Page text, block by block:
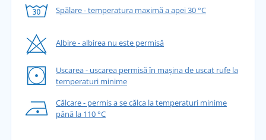
Spălare - temperatura maximă a apei 30 °C
Albire - albirea nu este permisă
Uscarea - uscarea permisă în mașina de uscat rufe la
temperaturi minime
Călcare - permis a se călca la temperaturi minime
până la 110 °C